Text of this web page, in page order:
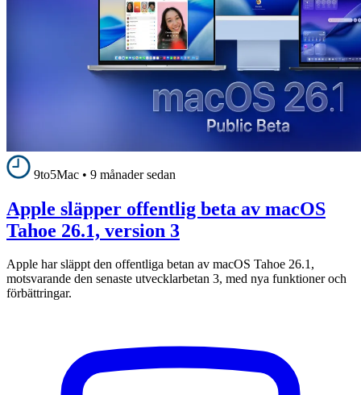
9to5Mac • 9 månader sedan
Apple släpper offentlig beta av macOS
Tahoe 26.1, version 3
Apple har släppt den offentliga betan av macOS Tahoe 26.1,
motsvarande den senaste utvecklarbetan 3, med nya funktioner och
förbättringar.